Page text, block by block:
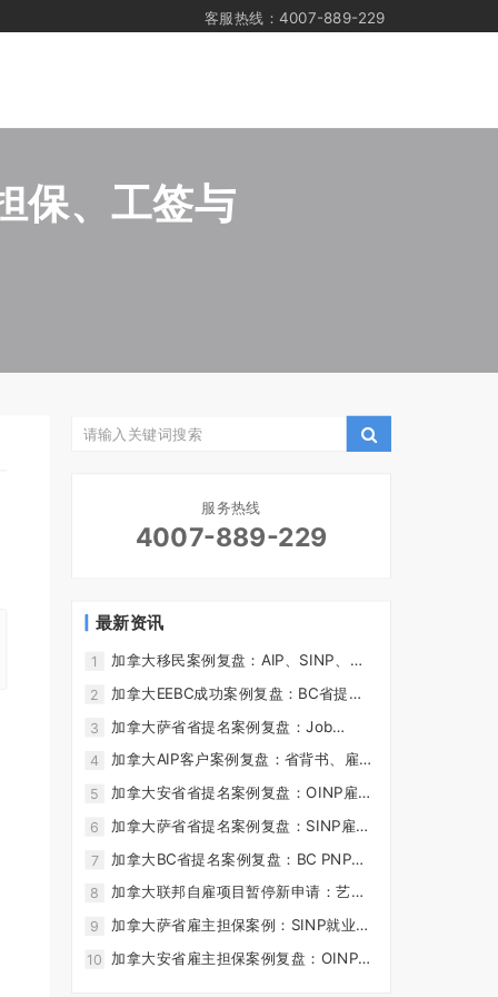
客服热线：4007-889-229
保、工签与
服务热线
4007-889-229
最新资讯
1
加拿大移民案例复盘：AIP、SINP、
2 加拿大EEBC成功案例复盘：BC省提
3
加拿大萨省省提名案例复盘：Job
Offer、JAL与联邦获批流程
4
加拿大AIP客户案例复盘：省背书、雇主
与材料准备
5 加拿大安省省提名案例复盘：OINP雇主
6
加拿大萨省省提名案例复盘：SINP雇主
7
加拿大BC省提名案例复盘：BC PNP
Tech、LMIA工签与PR流程
8
加拿大联邦自雇项目暂停新申请：艺术
教育案例与替代路径复盘
9
加拿大萨省雇主担保案例：SINP就业
10
加拿大安省雇主担保案例复盘：OINP工